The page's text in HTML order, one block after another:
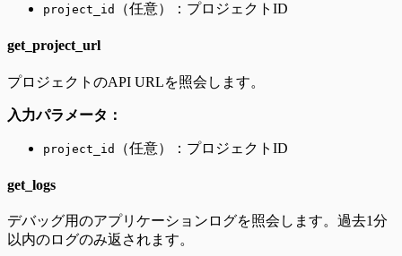
project_id （任意）：プロジェクトID
get_project_url
プロジェクトのAPI URLを照会します。
入力パラメータ：
project_id （任意）：プロジェクトID
get_logs
デバッグ用のアプリケーションログを照会します。過去1分
以内のログのみ返されます。